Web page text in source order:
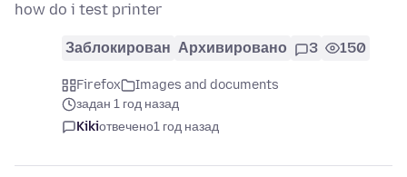
how do i test printer
Заблокирован Архивировано 3 150
Firefox
Images and documents
задан 1 год назад
Kikiотвечено1 год назад